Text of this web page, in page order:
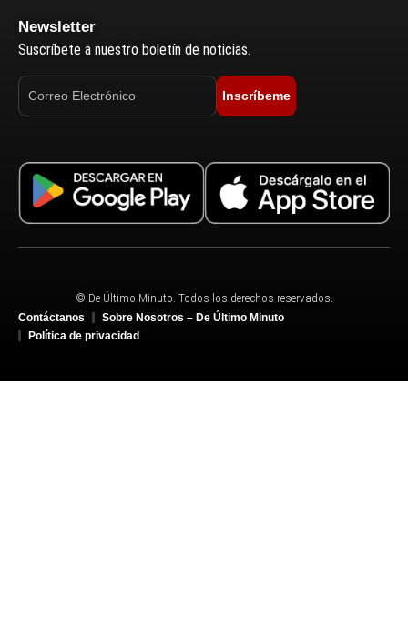
Newsletter
Suscríbete a nuestro boletín de noticias.
Inscríbeme
© De Último Minuto. Todos los derechos reservados.
Contáctanos
Sobre Nosotros – De Último Minuto
Política de privacidad